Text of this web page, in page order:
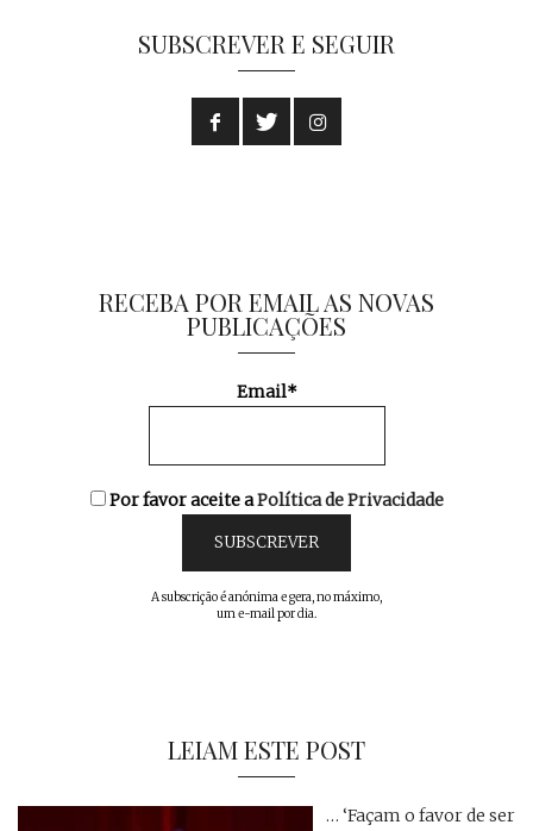
SUBSCREVER E SEGUIR
RECEBA POR EMAIL AS NOVAS
PUBLICAÇÕES
Email*
Por favor aceite aPolítica de Privacidade
A subscrição é anónima e gera, no máximo,
um e-mail por dia.
LEIAM ESTE POST
… ‘Façam o favor de ser